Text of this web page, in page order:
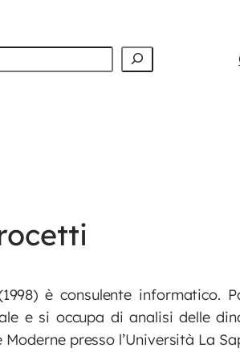
è consulente informatico.
e si occupa di analisi delle
Moderne presso l’Università La